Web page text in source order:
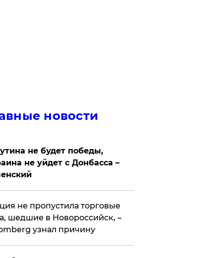
новости
не будет победы,
не уйдет с Донбасса –
не пропустила торговые
шедшие в Новороссийск, –
узнал причину